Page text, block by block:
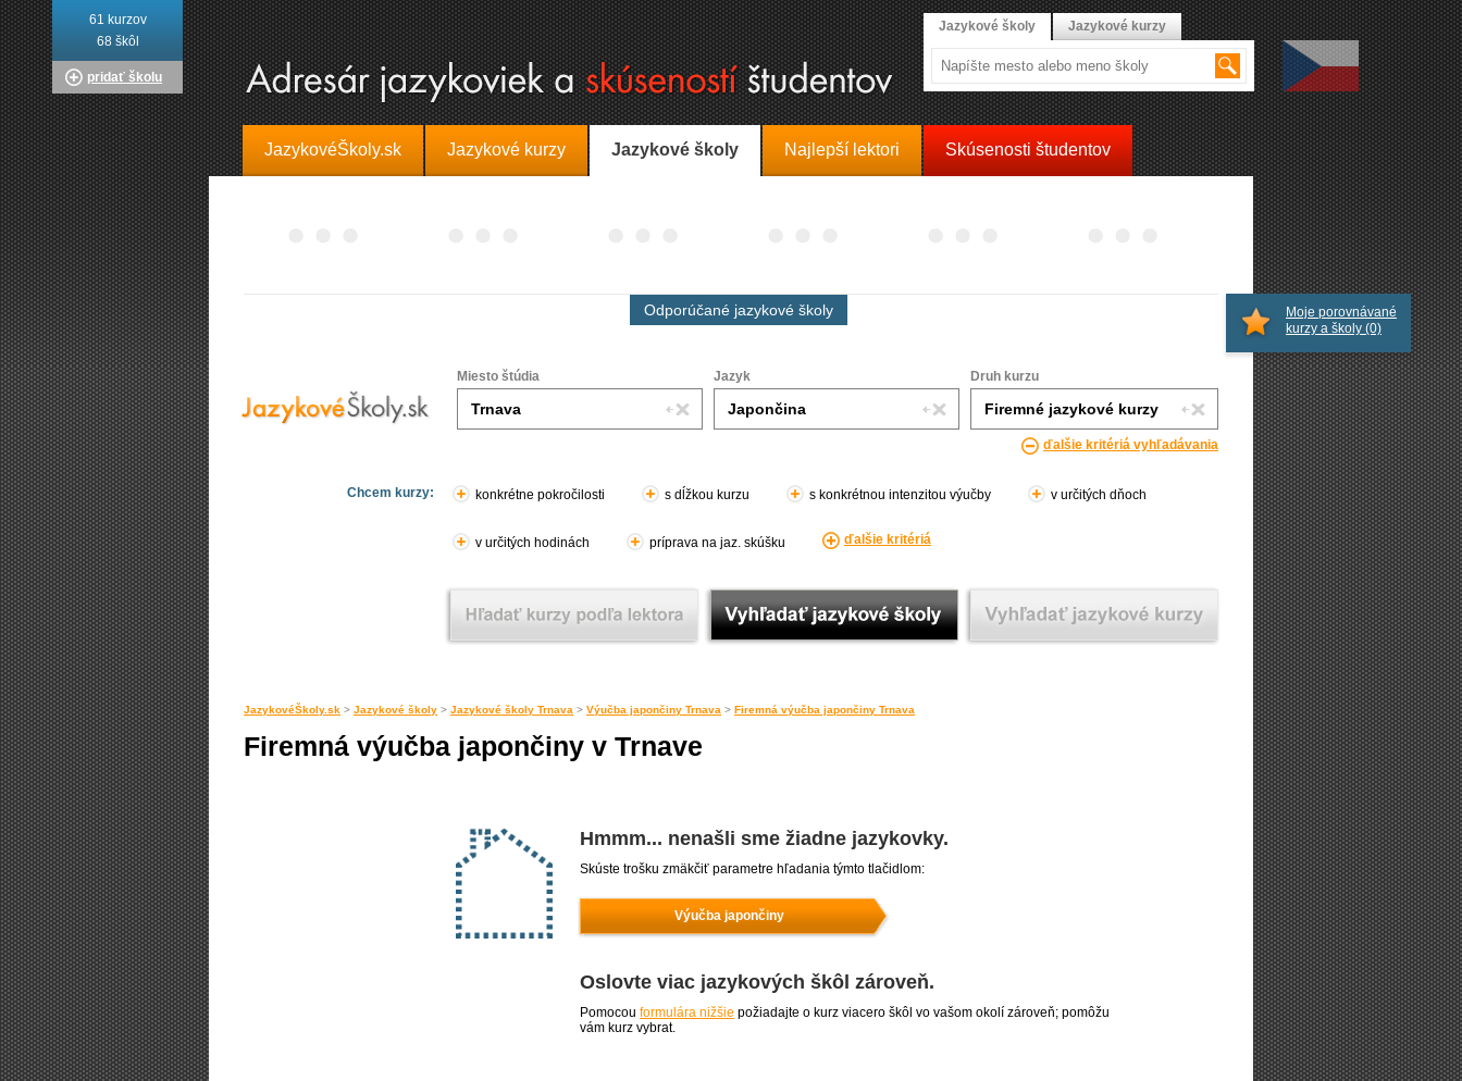
JazykovéŠkoly.sk Jazykové kurzy Jazykové školy Najlepší lektori Skúsenosti študentov
Odporúčané jazykové školy
Miesto štúdia Jazyk Druh kurzu
ďalšie kritériá vyhľadávania
Chcem kurzy: konkrétne pokročilosti s dĺžkou kurzu s konkrétnou intenzitou výučby v určitých dňoch
v určitých hodinách príprava na jaz. skúšku ďalšie kritériá
JazykovéŠkoly.sk > Jazykové školy > Jazykové školy Trnava > Výučba japončiny Trnava > Firemná výučba japončiny Trnava
Firemná výučba japončiny v Trnave
Hmmm... nenašli sme žiadne jazykovky.
Skúste trošku zmäkčiť parametre hľadania týmto tlačidlom:
Výučba japončiny
Oslovte viac jazykových škôl zároveň.
Pomocou formulára nižšie požiadajte o kurz viacero škôl vo vašom okolí zároveň; pomôžu
vám kurz vybrat.
Moje porovnávané
kurzy a školy (0)
61 kurzov
68 škôl
pridať školu
Jazykové školy Jazykové kurzy